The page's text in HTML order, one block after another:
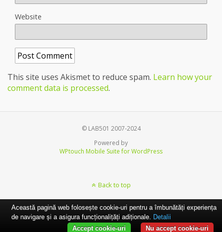
Website
This site uses Akismet to reduce spam. Learn how your
comment data is processed.
© LAB501 2007-2024
Powered by
WPtouch Mobile Suite for WordPress
Back to top
Această pagină web folosește cookie-uri pentru a îmbunătăți experiența
de navigare și a asigura funcționalițăți adiționale. Detalii
Nu accept cookie-uri
Accept cookie-uri